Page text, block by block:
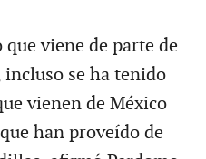
viene de parte de
se ha tenido
vienen de México
han proveído de